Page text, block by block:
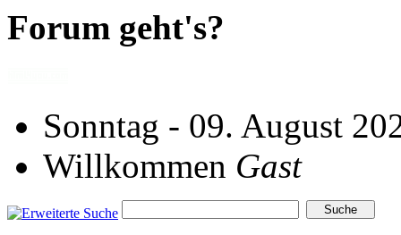
Forum geht's?
Sonntag - 09. August
Willkommen Gast